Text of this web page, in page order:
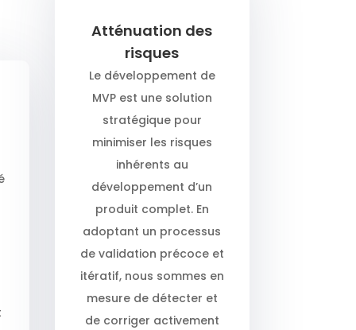
Atténuation des
risques
Le développement de
MVP est une solution
stratégique pour
minimiser les risques
inhérents au
développement d’un
produit complet. En
adoptant un processus
de validation précoce et
itératif, nous sommes en
mesure de détecter et
de corriger activement